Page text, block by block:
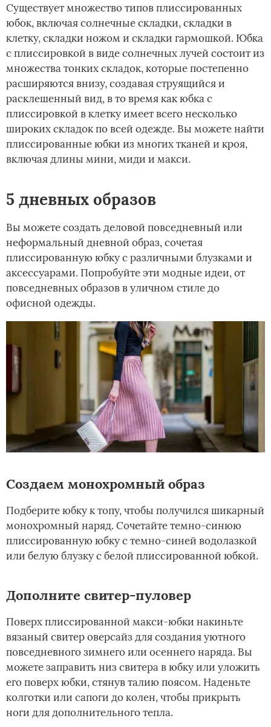
Существует множество типов плиссированных
юбок, включая солнечные складки, складки в
клетку, складки ножом и складки гармошкой. Юбка
с плиссировкой в виде солнечных лучей состоит из
множества тонких складок, которые постепенно
расширяются внизу, создавая струящийся и
расклешенный вид, в то время как юбка с
плиссировкой в клетку имеет всего несколько
широких складок по всей одежде. Вы можете найти
плиссированные юбки из многих тканей и кроя,
включая длины мини, миди и макси.
5 дневных образов
Вы можете создать деловой повседневный или
неформальный дневной образ, сочетая
плиссированную юбку с различными блузками и
аксессуарами. Попробуйте эти модные идеи, от
повседневных образов в уличном стиле до
офисной одежды.
Создаем монохромный образ
Подберите юбку к топу, чтобы получился шикарный
монохромный наряд. Сочетайте темно-синюю
плиссированную юбку с темно-синей водолазкой
или белую блузку с белой плиссированной юбкой.
Дополните свитер-пуловер
Поверх плиссированной макси-юбки накиньте
вязаный свитер оверсайз для создания уютного
повседневного зимнего или осеннего наряда. Вы
можете заправить низ свитера в юбку или уложить
его поверх юбки, стянув талию поясом. Наденьте
колготки или сапоги до колен, чтобы прикрыть
ноги для дополнительного тепла.